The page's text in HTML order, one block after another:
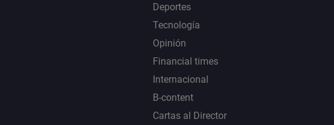
Deportes
Tecnología
Opinión
Financial times
Internacional
B-content
Cartas al Director